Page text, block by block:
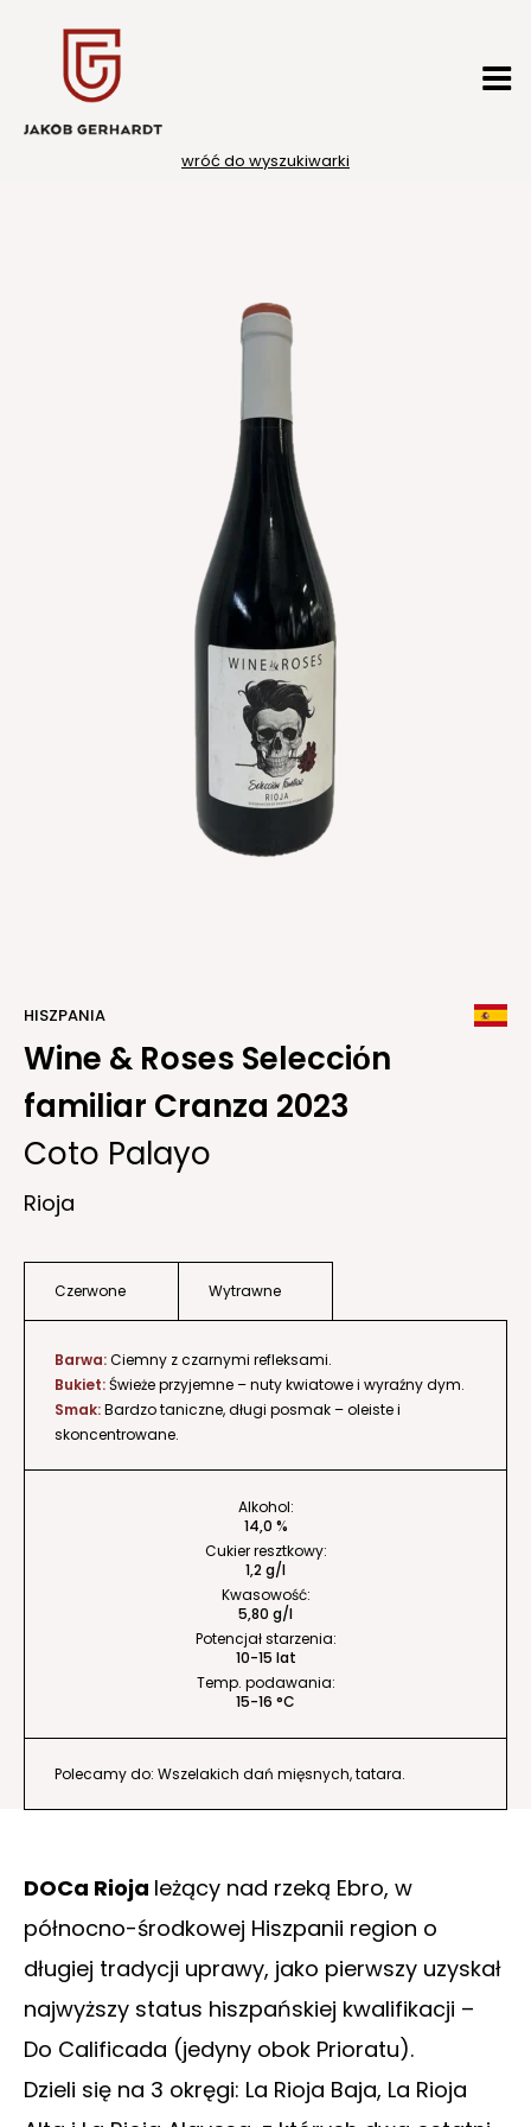
wróć do wyszukiwarki
HISZPANIA
Wine & Roses Selecciόn
familiar Cranza 2023
Coto Palayo
Rioja
Czerwone Wytrawne
Barwa:Ciemny z czarnymi refleksami.
Bukiet:Świeże przyjemne – nuty kwiatowe i wyraźny dym.
Smak:Bardzo taniczne, długi posmak – oleiste i
skoncentrowane.
Alkohol:
14,0 %
Cukier resztkowy:
1,2 g/l
Kwasowość:
5,80 g/l
Potencjał starzenia:
10-15 lat
Temp. podawania:
15-16 °C
Polecamy do: Wszelakich dań mięsnych, tatara.
DOCa Rioja leżący nad rzeką Ebro, w
północno-środkowej Hiszpanii region o
długiej tradycji uprawy, jako pierwszy uzyskał
najwyższy status hiszpańskiej kwalifikacji –
Do Calificada (jedyny obok Prioratu).
Dzieli się na 3 okręgi: La Rioja Baja, La Rioja